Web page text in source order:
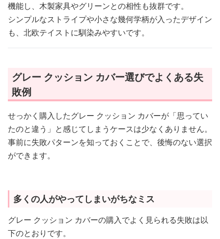
機能し、木製家具やグリーンとの相性も抜群です。
シンプルなストライプや小さな幾何学柄が入ったデザイン
も、北欧テイストに馴染みやすいです。
グレー クッション カバー選びでよくある失
敗例
せっかく購入したグレー クッション カバーが「思ってい
たのと違う」と感じてしまうケースは少なくありません。
事前に失敗パターンを知っておくことで、後悔のない選択
ができます。
多くの人がやってしまいがちなミス
グレー クッション カバーの購入でよく見られる失敗は以
下のとおりです。